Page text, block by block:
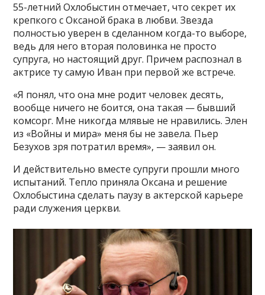
55-летний Охлобыстин отмечает, что секрет их
крепкого с Оксаной брака в любви. Звезда
полностью уверен в сделанном когда-то выборе,
ведь для него вторая половинка не просто
супруга, но настоящий друг. Причем распознал в
актрисе ту самую Иван при первой же встрече.
«Я понял, что она мне родит человек десять,
вообще ничего не боится, она такая — бывший
комсорг. Мне никогда млявые не нравились. Элен
из «Войны и мира» меня бы не завела. Пьер
Безухов зря потратил время», — заявил он.
И действительно вместе супруги прошли много
испытаний. Тепло приняла Оксана и решение
Охлобыстина сделать паузу в актерской карьере
ради служения церкви.